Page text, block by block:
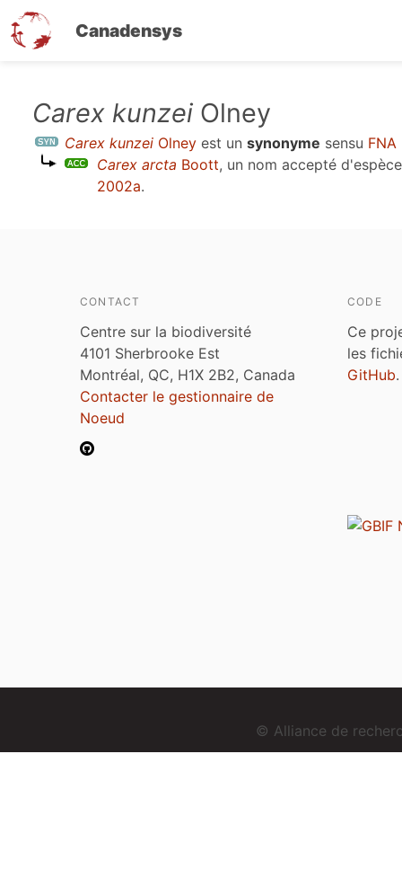
Canadensys
contenu
principal
Carex kunzei Olney
Carex kunzei Olney est un synonyme sensu
Carex arcta Boott, un nom accepté
2002a.
CONTACT
Centre sur la biodiversité
4101 Sherbrooke Est
Montréal, QC, H1X 2B2, Canada
Contacter le gestionnaire de
Noeud
CODE
Ce
les
GitHub.
© Alliance de